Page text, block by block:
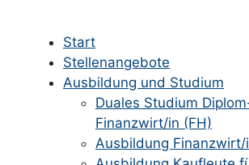
Start
Stellenangebote
Ausbildung und Studium
Duales Studium
Finanzwirt/in (FH)
Ausbildung Finanzwirt/